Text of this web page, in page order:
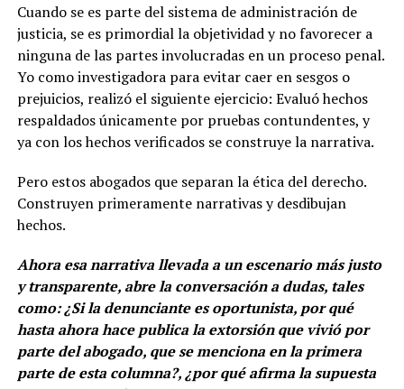
Cuando se es parte del sistema de administración de
justicia, se es primordial la objetividad y no favorecer a
ninguna de las partes involucradas en un proceso penal.
Yo como investigadora para evitar caer en sesgos o
prejuicios, realizó el siguiente ejercicio: Evaluó hechos
respaldados únicamente por pruebas contundentes, y
ya con los hechos verificados se construye la narrativa.
Pero estos abogados que separan la ética del derecho.
Construyen primeramente narrativas y desdibujan
hechos.
Ahora esa narrativa llevada a un escenario más justo
y transparente, abre la conversación a dudas, tales
como: ¿Si la denunciante es oportunista, por qué
hasta ahora hace publica la extorsión que vivió por
parte del abogado, que se menciona en la primera
parte de esta columna?, ¿por qué afirma la supuesta